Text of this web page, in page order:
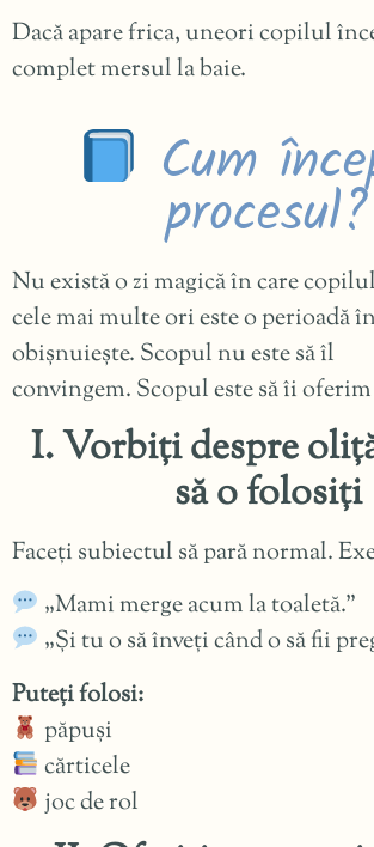
Dacă apare frica, uneori copilul
complet mersul la baie.
Cum
procesul?
Nu există o zi magică în care
cele mai multe ori este o perioadă
obișnuiește. Scopul nu este să îl
convingem. Scopul este să îi
I. Vorbiți despre
să o folosiți
Faceți subiectul să pară normal.
„Mami merge acum la toaletă.”
„Și tu o să înveți când o să fii
Puteți folosi:
păpuși
cărticele
joc de rol